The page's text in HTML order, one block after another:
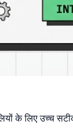
के लिए उच्च